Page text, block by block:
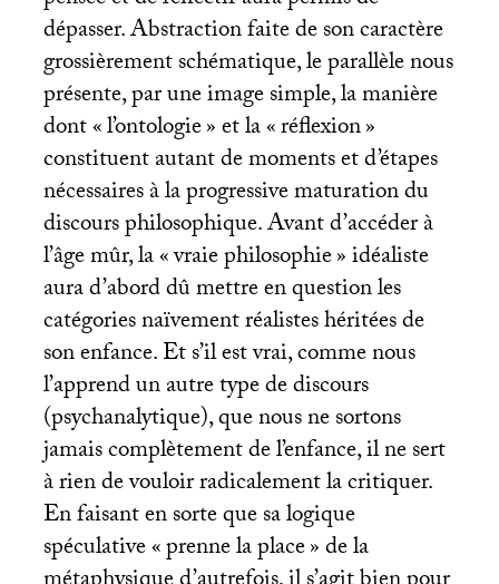
dépasser. Abstraction faite de son caractère
grossièrement schématique, le parallèle nous
présente, par une image simple, la manière
dont «l’ontologie» et la «réflexion»
constituent autant de moments et d’étapes
nécessaires à la progressive maturation du
discours philosophique. Avant d’accéder à
l’âge mûr, la «vraie philosophie» idéaliste
aura d’abord dû mettre en question les
catégories naïvement réalistes héritées de
son enfance. Et s’il est vrai, comme nous
l’apprend un autre type de discours
(psychanalytique), que nous ne sortons
jamais complètement de l’enfance, il ne sert
à rien de vouloir radicalement la critiquer.
En faisant en sorte que sa logique
spéculative «prenne la place» de la